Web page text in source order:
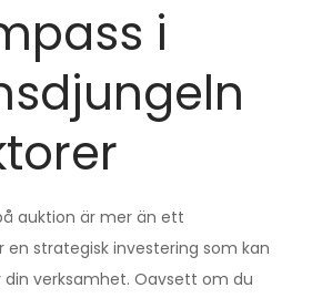
i
auktion är mer än ett
strategisk investering som kan
verksamhet. Oavsett om du